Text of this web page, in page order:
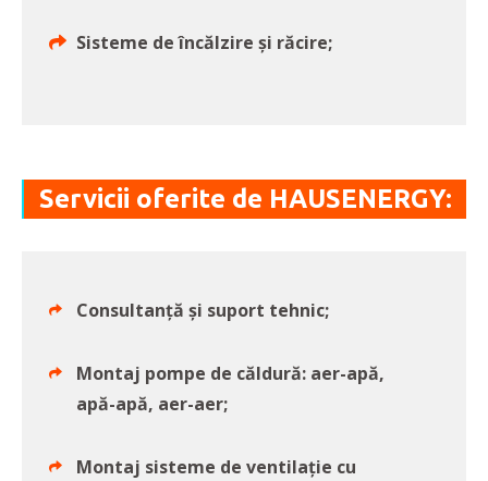
Sisteme de încălzire și răcire;
Servicii oferite de HAUSENERGY:
Consultanță și suport tehnic;
Montaj pompe de căldură: aer-apă,
apă-apă, aer-aer;
Montaj sisteme de ventilație cu